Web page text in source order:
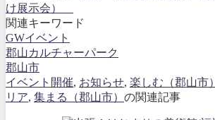
け展示会）
関連キーワード
GWイベント
郡山カルチャーパーク
郡山市
イベント開催, お知らせ, 楽しむ（郡山市）
リア, 集まる（郡山市） の関連記事